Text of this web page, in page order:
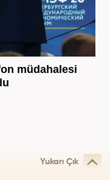
müdahalesi
Yukarı Çık